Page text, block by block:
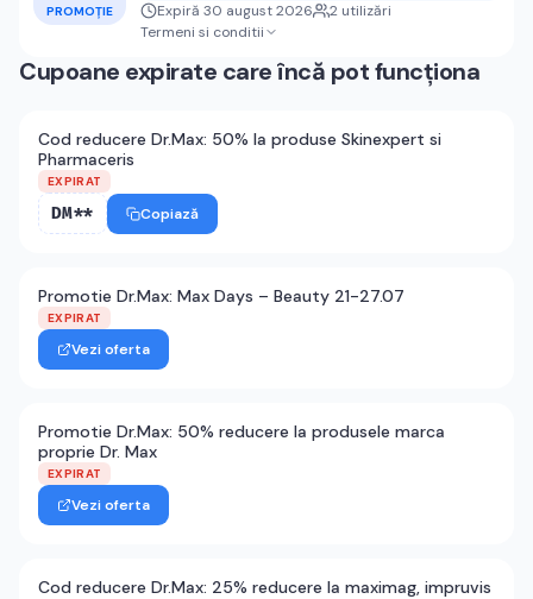
PROMOȚIE Expiră 30 august 2026 2 utilizări
Termeni si conditii
Cupoane expirate care încă pot funcționa
Cod reducere Dr.Max: 50% la produse Skinexpert si
Pharmaceris
EXPIRAT
DM** Copiază
Promotie Dr.Max: Max Days – Beauty 21-27.07
EXPIRAT
Vezi oferta
Promotie Dr.Max: 50% reducere la produsele marca
proprie Dr. Max
EXPIRAT
Vezi oferta
Cod reducere Dr.Max: 25% reducere la maximag, impruvis